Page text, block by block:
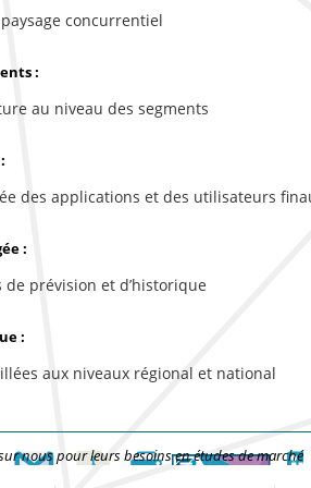
concurrentiel
:
au niveau des segments
des applications et des utilisateurs
:
prévision et d’historique
:
aux niveaux régional et national
nous pour leurs besoins en études de marché